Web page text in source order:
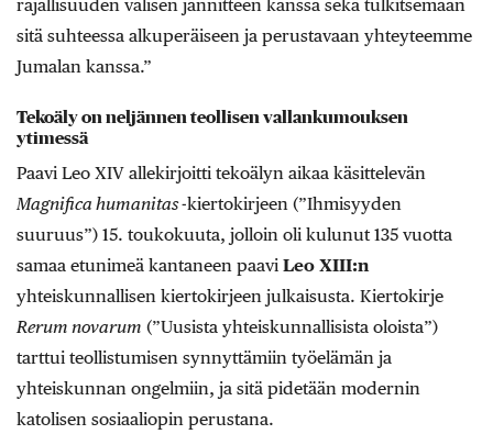
rajallisuuden välisen jännitteen kanssa sekä tulkitsemaan
sitä suhteessa alkuperäiseen ja perustavaan yhteyteemme
Jumalan kanssa.”
Tekoäly on neljännen teollisen vallankumouksen
ytimessä
Paavi Leo XIV allekirjoitti tekoälyn aikaa käsittelevän
Magnifica humanitas-kiertokirjeen (”Ihmisyyden
suuruus”) 15. toukokuuta, jolloin oli kulunut 135 vuotta
samaa etunimeä kantaneen paavi Leo XIII:n
yhteiskunnallisen kiertokirjeen julkaisusta. Kiertokirje
Rerum novarum (”Uusista yhteiskunnallisista oloista”)
tarttui teollistumisen synnyttämiin työelämän ja
yhteiskunnan ongelmiin, ja sitä pidetään modernin
katolisen sosiaaliopin perustana.